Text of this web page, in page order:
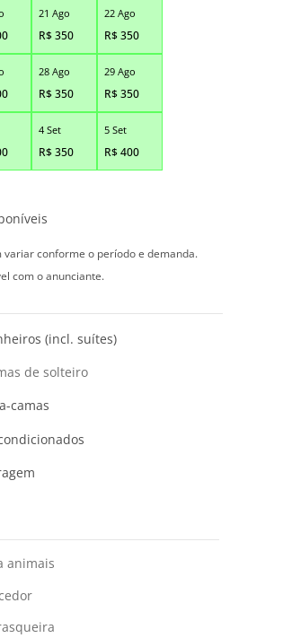
21 Ago
R$350
22 Ago
R$350
28 Ago
R$350
29 Ago
R$350
4 Set
R$350
5 Set
R$400
conforme o período e demanda.
com o anunciante.
(incl. suítes)
de solteiro
camas
animais